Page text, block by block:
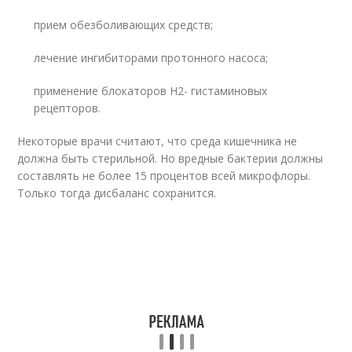
прием обезболивающих средств;
лечение ингибиторами протонного насоса;
применение блокаторов Н2- гистаминовых
рецепторов.
Некоторые врачи считают, что среда кишечника не
должна быть стерильной. Но вредные бактерии должны
составлять не более 15 процентов всей микрофлоры.
Только тогда дисбаланс сохранится.